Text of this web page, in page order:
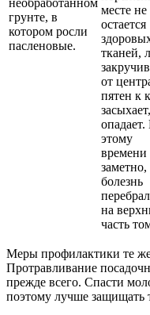
грунте, в
котором росли
пасленовые.
месте не
остается
тканей,
от
пятен к
засыхает,
опадает.
этому
времени
заметно,
болезнь
на
часть
Меры профилактики те
Протравливание
прежде всего. Спасти
поэтому лучше защищать